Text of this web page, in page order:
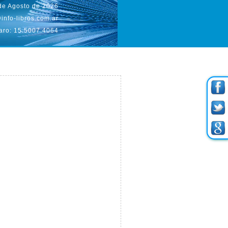
Agosto de 2026
libros.com.ar
15.5007.4064